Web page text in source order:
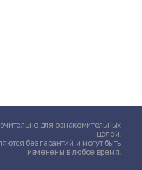
для ознакомительных
целей.
без гарантий и могут быть
изменены в любое время.